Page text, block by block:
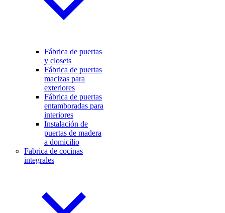
Fábrica de puertas
y closets
Fábrica de puertas
macizas para
exteriores
Fábrica de puertas
entamboradas para
interiores
Instalación de
puertas de madera
a domicilio
Fabrica de cocinas
integrales